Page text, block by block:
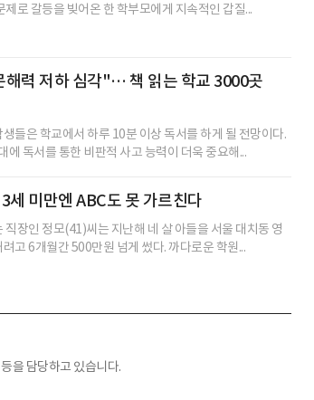
제로 갈등을 빚어온 한 학부모에게 지속적인 갑질...
해력 저하 심각"… 책 읽는 학교 3000곳
들은 학교에서 하루 10분 이상 독서를 하게 될 전망이다.
에 독서를 통한 비판적 사고 능력이 더욱 중요해...
세 미만엔 ABC도 못 가르친다
직장인 정모(41)씨는 지난해 네 살 아들을 서울 대치동 영
고 6개월간 500만원 넘게 썼다. 까다로운 학원...
을 담당하고 있습니다.